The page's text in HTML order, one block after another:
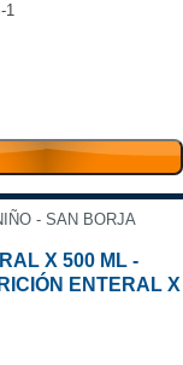
1
- SAN BORJA
X 500 ML -
ENTERAL X